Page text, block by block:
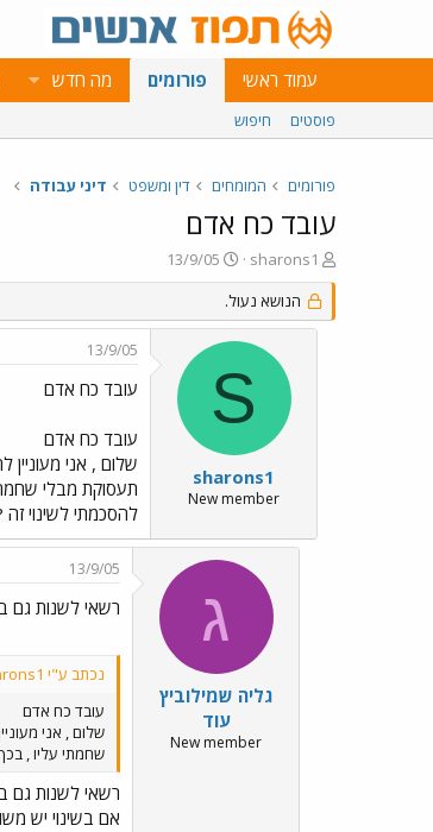
עמוד ראשי פורומים מה חדש
פוסטים חיפוש
פורומים המומחים דין ומשפט דיני עבודה
עובד כח אדם
פ
ו
ת
ח
sharons1
פ
ו
ס
ם
ת
א
י
ך
13/9/05
הנושא נעול.
S
sharons1
New member
13/9/05
עובד כח אדם
עובד כח אדם
שלום , אני
תעסוקת מבלי
להסכמתי לשינוי זה
ג
גליה שמילוביץ
עוד
New member
13/9/05
רשאי לשנות גם
נכתב ע"י sharons1:
עובד כח אדם
שלום , אני
שחמתי עליו ,
רשאי לשנות גם
אם בשינוי יש